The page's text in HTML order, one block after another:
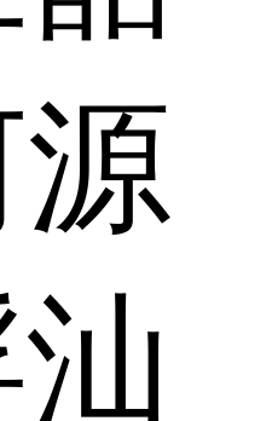
汕